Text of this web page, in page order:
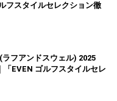
フスタイルセレクション徹
フアンドスウェル) 2025
「EVEN ゴルフスタイルセレ